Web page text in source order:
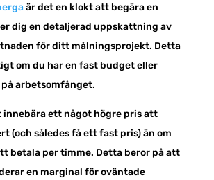
är det en klokt att begära en
dig en detaljerad uppskattning av
för ditt målningsprojekt. Detta
om du har en fast budget eller
arbetsomfånget.
innebära ett något högre pris att
(och således få ett fast pris) än om
betala per timme. Detta beror på att
en marginal för oväntade